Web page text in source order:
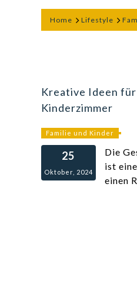
Home Lifestyle
Kreative Ideen
Kinderzimmer
Familie und Kinder
25
Oktober, 2024
Die
ist
einen